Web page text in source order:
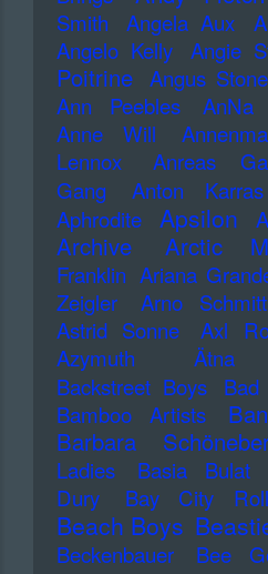
Smith
Angela Aux
Angelo Kelly
Angie
Poitrine Angus Stone
Ann Peebles
AnNa
Anne Will
Lennox
Anreas
Gang
Anton Karras
Aphrodite Apsilon
Archive Arctic
Franklin Ariana
Zeigler
Arno Schmitt
Astrid Sonne
Axl
Azymuth Ätna
Backstreet Boys
Bad
Bamboo Artists
Barbara
Ladies
Basia Bulat
Dury
Bay City
Beach Boys
Beckenbauer Bee